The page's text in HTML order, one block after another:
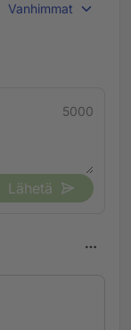
Vanhimmat
5000
Lähetä